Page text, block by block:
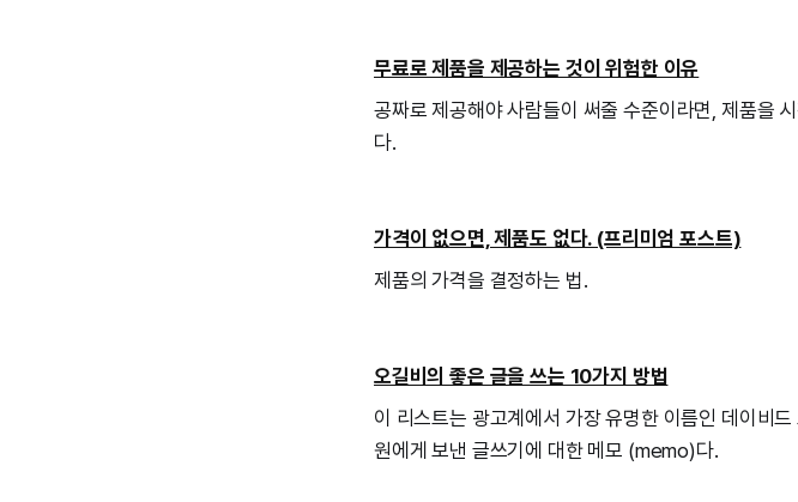
무료로 제품을 제공하는 것이 위험한 이유
공짜로 제공해야 사람들이 써줄 수준이라면, 제품을
다.
가격이 없으면, 제품도 없다. (프리미엄 포스트)
제품의 가격을 결정하는 법.
오길비의 좋은 글을 쓰는 10가지 방법
이 리스트는 광고계에서 가장 유명한 이름인 데이비
원에게 보낸 글쓰기에 대한 메모 (memo)다.